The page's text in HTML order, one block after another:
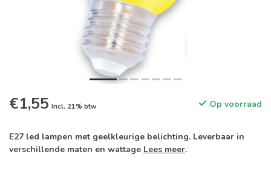
€1,55 Incl. 21% btw Op voorraad
E27 led lampen met geelkleurige belichting. Leverbaar in
verschillende maten en wattage Lees meer.